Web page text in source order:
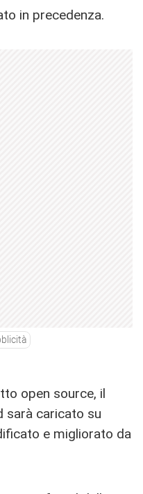
in precedenza.
open source, il
sarà caricato su
e migliorato da